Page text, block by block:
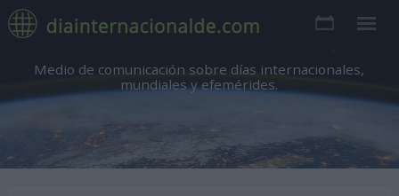
Medio de comunicación sobre días internacionales,
mundiales y efemérides.